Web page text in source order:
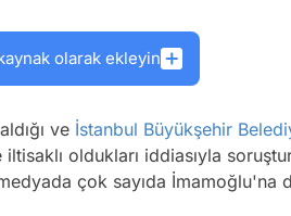
olarak ekleyin
ve İstanbul Büyükşehir
oldukları iddiasıyla
çok sayıda İmamoğlu'na